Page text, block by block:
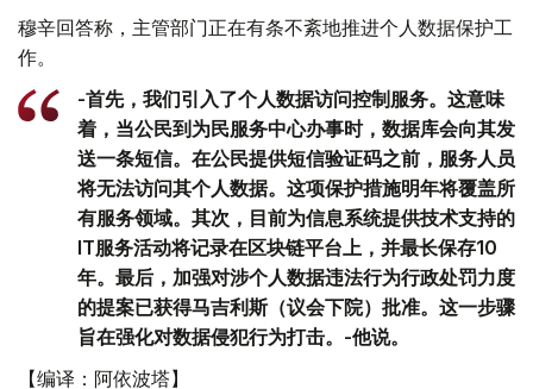
穆辛回答称，主管部门正在有条不紊地推进个人数据保护工
作。
-首先，我们引入了个人数据访问控制服务。这意味
着，当公民到为民服务中心办事时，数据库会向其发
送一条短信。在公民提供短信验证码之前，服务人员
将无法访问其个人数据。这项保护措施明年将覆盖所
有服务领域。其次，目前为信息系统提供技术支持的
IT服务活动将记录在区块链平台上，并最长保存10
年。最后，加强对涉个人数据违法行为行政处罚力度
的提案已获得马吉利斯（议会下院）批准。这一步骤
旨在强化对数据侵犯行为打击。-他说。
【编译：阿依波塔】